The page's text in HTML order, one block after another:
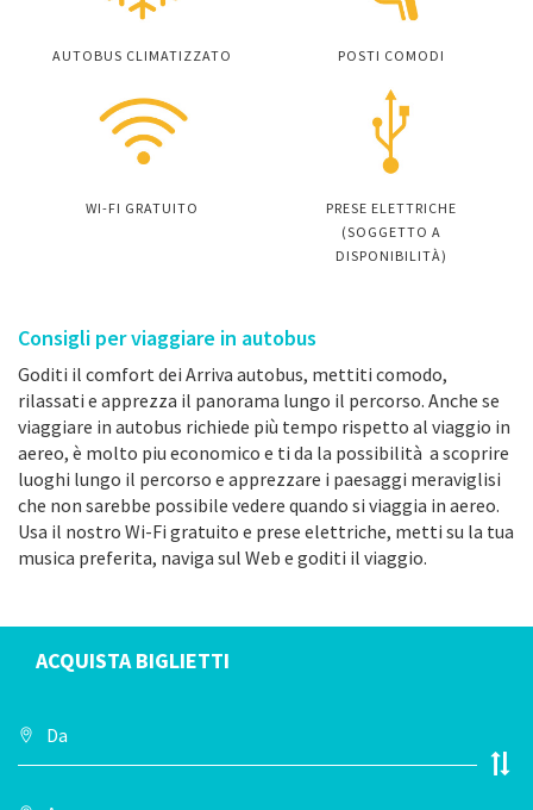
AUTOBUS CLIMATIZZATO POSTI COMODI
WI-FI GRATUITO
PRESE ELETTRICHE
(SOGGETTO A
DISPONIBILITÀ)
Consigli per viaggiare in autobus
Goditi il comfort dei Arriva autobus, mettiti comodo,
rilassati e apprezza il panorama lungo il percorso. Anche se
viaggiare in autobus richiede più tempo rispetto al viaggio in
aereo, è molto piu economico e ti da la possibilità a scoprire
luoghi lungo il percorso e apprezzare i paesaggi meraviglisi
che non sarebbe possibile vedere quando si viaggia in aereo.
Usa il nostro Wi-Fi gratuito e prese elettriche, metti su la tua
musica preferita, naviga sul Web e goditi il viaggio.
ACQUISTA BIGLIETTI